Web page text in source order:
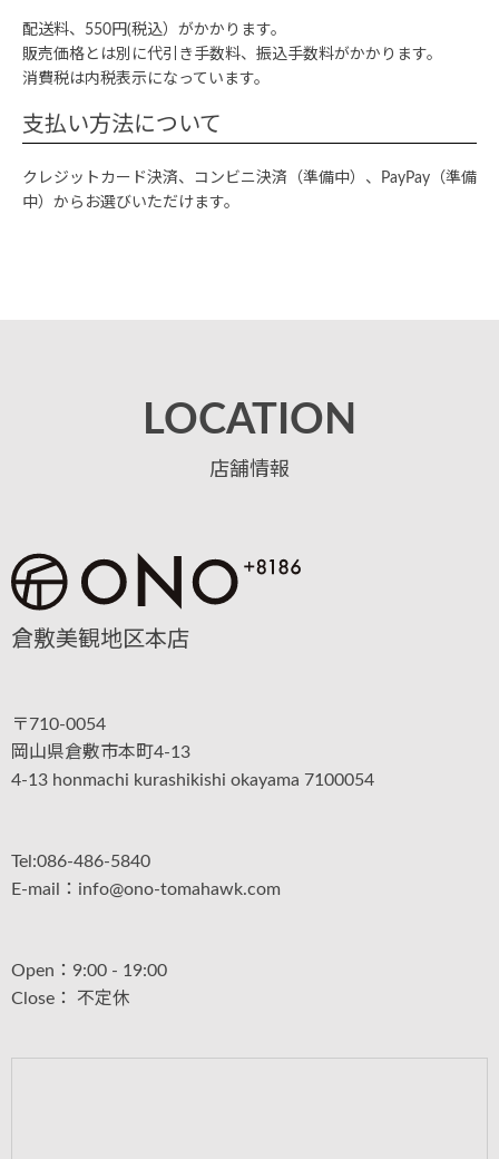
配送料、550円(税込）がかかります。
販売価格とは別に代引き手数料、振込手数料がかかります。
消費税は内税表示になっています。
支払い方法について
クレジットカード決済、コンビニ決済（準備中）、PayPay（準備
中）からお選びいただけます。
LOCATION
店舗情報
倉敷美観地区本店
〒710-0054
岡山県倉敷市本町4-13
4-13 honmachi kurashikishi okayama 7100054
Tel:086-486-5840
E-mail：info@ono-tomahawk.com
Open：9:00 - 19:00
Close： 不定休